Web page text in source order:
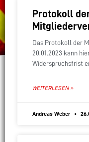
Protokoll
Das Protokoll der
20.01.2023 kann
Widerspruchsfrist
WEITERLESEN »
Andreas Weber